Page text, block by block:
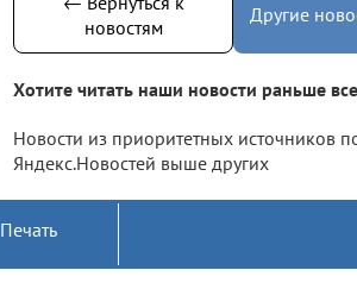
новостям
Другие
Хотите читать наши новости раньше
Новости из приоритетных источников
Яндекс.Новостей выше других
Печать